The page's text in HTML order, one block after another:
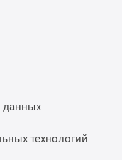
данных
технологий